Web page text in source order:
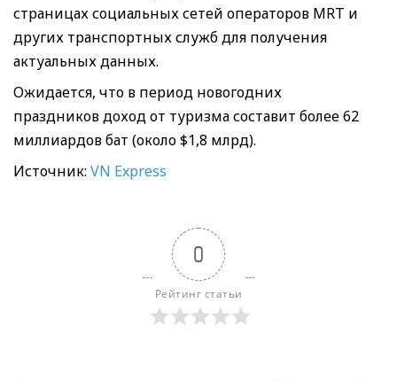
страницах социальных сетей операторов MRT и
других транспортных служб для получения
актуальных данных.
Ожидается, что в период новогодних
праздников доход от туризма составит более 62
миллиардов бат (около $1,8 млрд).
Источник: VN Express
0
Рейтинг статьи